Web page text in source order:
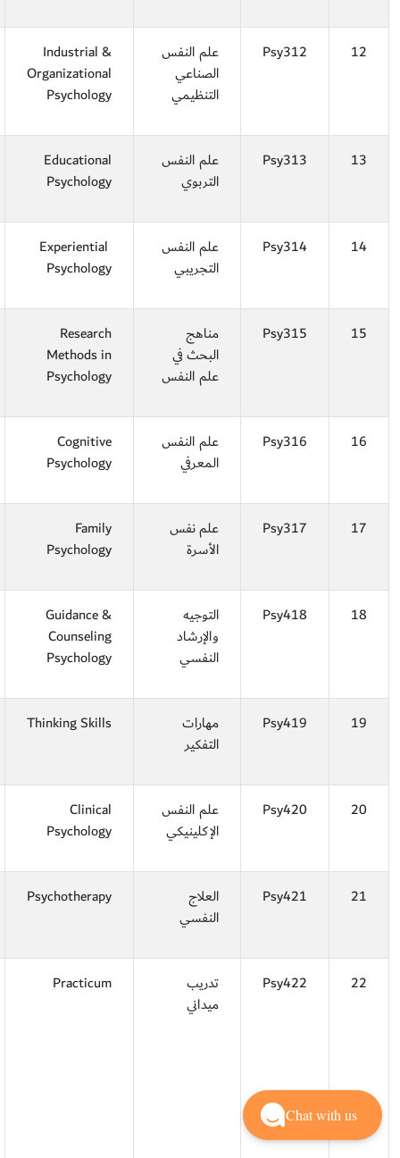
12
Psy312
علم النفس
الصناعي
التنظيمي
Industrial &
Organizational
Psychology
13
Psy313
علم النفس
التربوي
Educational
Psychology
14
Psy314
علم النفس
التجريبي
Experiential
Psychology
15
Psy315
مناهج
البحث في
علم النفس
Research
Methods in
Psychology
16
Psy316
علم النفس
المعرفي
Cognitive
Psychology
17
Psy317
علم نفس
الأسرة
Family
Psychology
18
Psy418
التوجيه
والإرشاد
النفسي
Guidance &
Counseling
Psychology
19
Psy419
مهارات
التفكير
Thinking Skills
20
Psy420
علم النفس
الإكلينيكي
Clinical
Psychology
21
Psy421
العلاج
النفسي
Psychotherapy
22
Psy422
تدريب
ميداني
Practicum
Chat with us